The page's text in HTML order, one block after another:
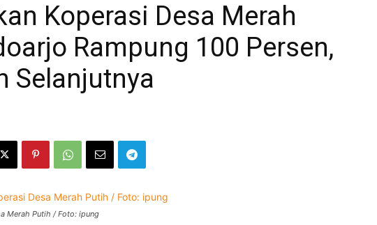
Koperasi Desa Merah
Rampung 100 Persen,
Selanjutnya
Merah Putih / Foto: ipung